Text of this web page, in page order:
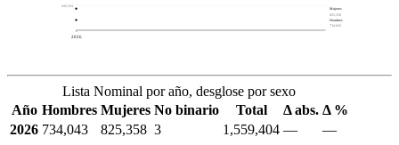
849,594
2026
Mujeres
825,358
Hombres
734,043
Lista Nominal por año, desglose por sexo
Año Hombres Mujeres No binario Total Δ abs. Δ %
2026 734,043 825,358 3 1,559,404 — —